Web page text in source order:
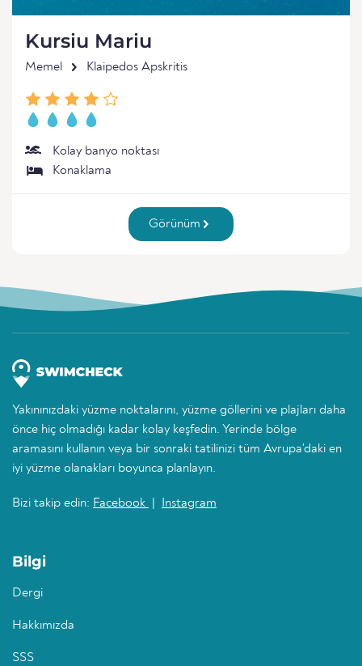
Kursiu Mariu
Memel Klaipedos Apskritis
Kolay banyo noktası
Konaklama
Görünüm
Yakınınızdaki yüzme noktalarını, yüzme göllerini ve plajları daha
önce hiç olmadığı kadar kolay keşfedin. Yerinde bölge
aramasını kullanın veya bir sonraki tatilinizi tüm Avrupa'daki en
iyi yüzme olanakları boyunca planlayın.
Bizi takip edin: Facebook Instagram
Bilgi
Dergi
Hakkımızda
SSS